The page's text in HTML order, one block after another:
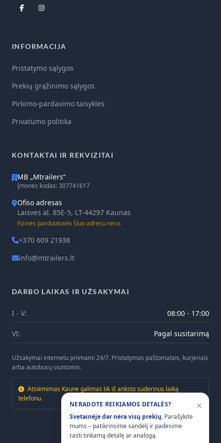
INFORMACIJA
Pristatymo sąlygos
Prekių grąžinimo sąlygos
Pirkimo-pardavimo taisyklės
Privatumo politika
KONTAKTAI IR REKVIZITAI
MB „Mtrailers“
Įmonės kodas: 307741617
Ofiso adresas
Laisvės al. 85E-5, LT-44297 Kaunas
Fizinės parduotuvės šiuo adresu nėra.
+370 609 21938
info@mtrailers.lt
DARBO LAIKAS IR UŽSAKYMAI
I - V: 08:00 - 17:00
VI: Pagal susitarimą
Užsakymai internetu priimami 24/7. Pristatymas paštomatais, kurjeriais
arba autobusų siuntomis.
Atsiėmimas Kaune galimas tik iš anksto suderinus laiką
telefonu.
NERADOTE REIKIAMOS DETALĖS?
Svetainėje dar nėra visų prekių. Parašykite
mums – patikrinsime sandėlį ir padėsime
rasti tinkamą detalę ar analogą.